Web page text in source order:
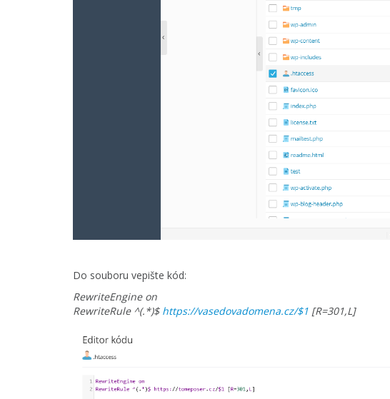
Do souboru vepište kód:
RewriteEngine on
RewriteRule ^(.*)$ https://vasedovadomena.cz/$1 [R=301,L]